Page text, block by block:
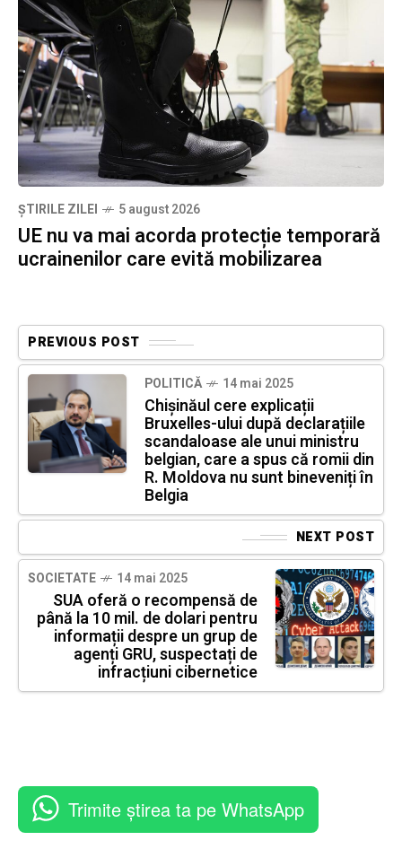
ȘTIRILE ZILEI 5 august 2026
UE nu va mai acorda protecție temporară
ucrainenilor care evită mobilizarea
PREVIOUS POST
POLITICĂ 14 mai 2025
Chișinăul cere explicații
Bruxelles-ului după declarațiile
scandaloase ale unui ministru
belgian, care a spus că romii din
R. Moldova nu sunt bineveniți în
Belgia
NEXT POST
SOCIETATE 14 mai 2025
SUA oferă o recompensă de
până la 10 mil. de dolari pentru
informații despre un grup de
agenți GRU, suspectați de
infracțiuni cibernetice
Trimite știrea ta pe WhatsApp